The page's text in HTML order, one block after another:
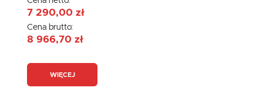
7 290,00 zł
Cena brutto:
8 966,70 zł
WIĘCEJ